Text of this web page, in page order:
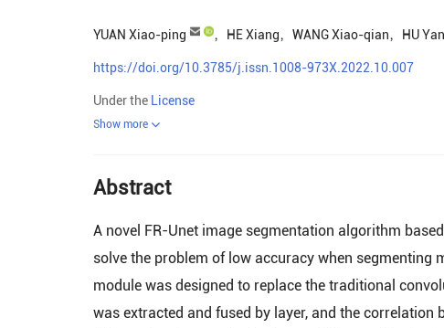
YUAN Xiao-ping ， HE Xiang， WANG Xiao-qian， HU
https://doi.org/10.3785/j.issn.1008-973X.2022.10.007
Under the License
Show more
Abstract
A novel FR-Unet image segmentation algorithm
solve the problem of low accuracy when
module was designed to replace the traditional
was extracted and fused by layer, and the